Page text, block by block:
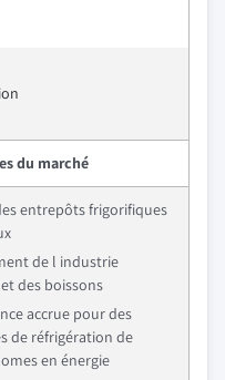
du marché
entrepôts frigorifiques
de l industrie
des boissons
accrue pour des
de réfrigération de
en énergie